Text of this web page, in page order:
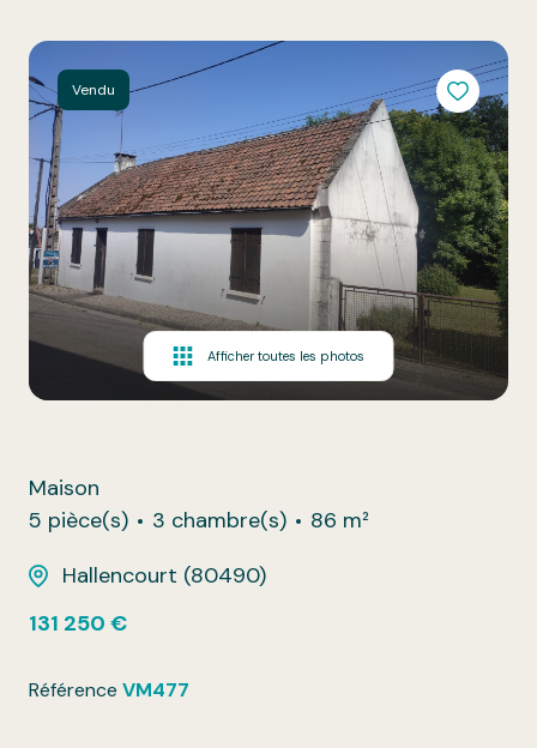
Vendu
Honoraires
Contact
Vendu
Afficher toutes les photos
Maison
5 pièce(s)
3 chambre(s)
86 m²
Hallencourt (80490)
131 250 €
Référence VM477